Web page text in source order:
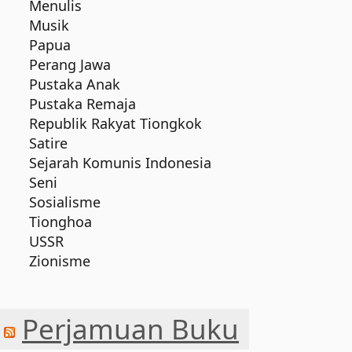
Menulis
Musik
Papua
Perang Jawa
Pustaka Anak
Pustaka Remaja
Republik Rakyat Tiongkok
Satire
Sejarah Komunis Indonesia
Seni
Sosialisme
Tionghoa
USSR
Zionisme
Perjamuan Buku